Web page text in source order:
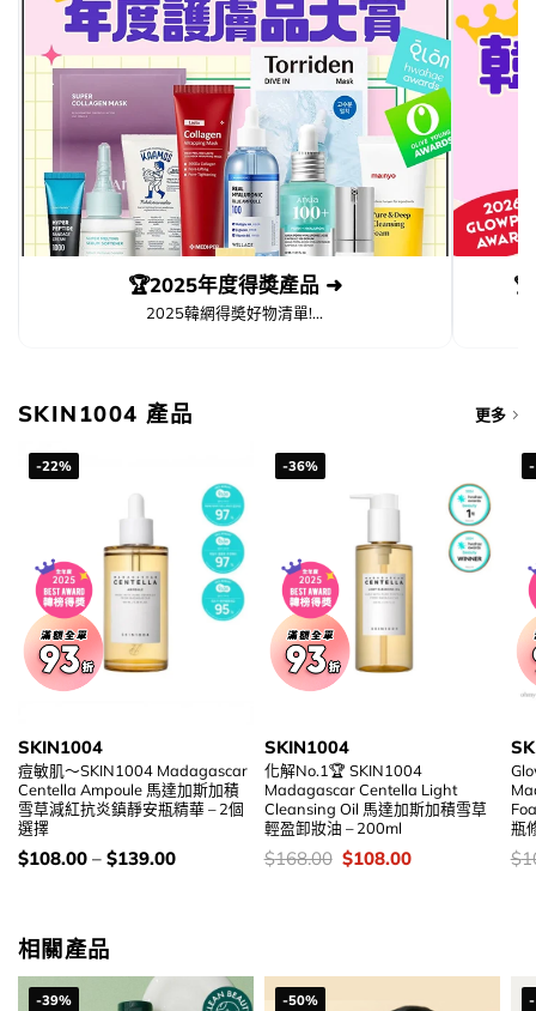
🏆2025年度得奬產品 ➜
2025韓網得奬好物清單!...
SKIN1004 產品 更多
-22%
SKIN1004
痘敏肌～SKIN1004 Madagascar
Centella Ampoule 馬達加斯加積
雪草減紅抗炎鎮靜安瓶精華 – 2個
選擇
價
錢：
$108.00– $139.00
-36%
SKIN1004
化解No.1🏆 SKIN1004
Madagascar Centella Light
Cleansing Oil 馬達加斯加積雪草
輕盈卸妝油 – 200ml
價
錢：
$168.00 Original
price
$108.00Current
瓶
價
錢
$
相關產品
-39% -50%